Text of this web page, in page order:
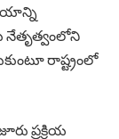
నేతృత్వంలోని
రాష్ట్రంలో
ప్రక్రియ